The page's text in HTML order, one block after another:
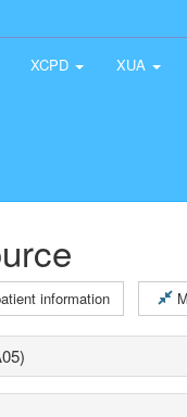
XCPD XUA
information